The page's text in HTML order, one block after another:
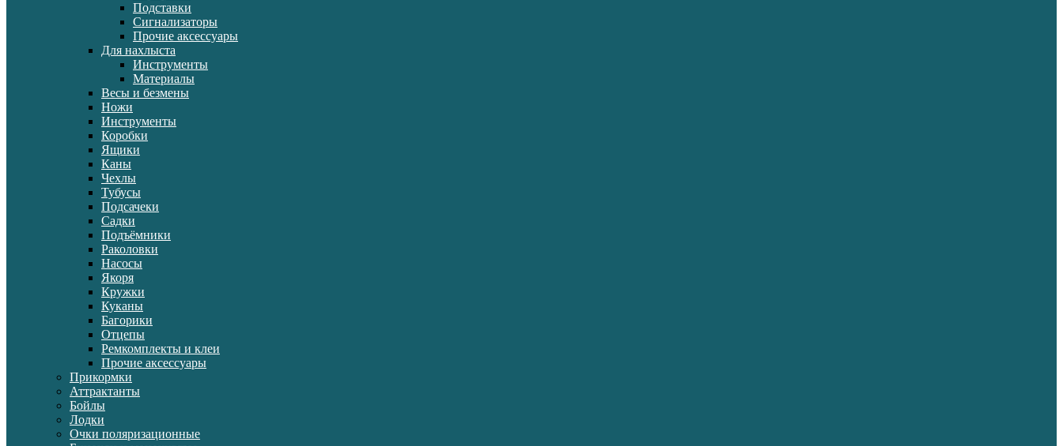
Подставки
Сигнализаторы
Прочие аксессуары
Для нахлыста
Инструменты
Материалы
Весы и безмены
Ножи
Инструменты
Коробки
Ящики
Каны
Чехлы
Тубусы
Подсачеки
Садки
Подъёмники
Раколовки
Насосы
Якоря
Кружки
Куканы
Багорики
Отцепы
Ремкомплекты и клеи
Прочие аксессуары
Прикормки
Аттрактанты
Бойлы
Лодки
Очки поляризационные